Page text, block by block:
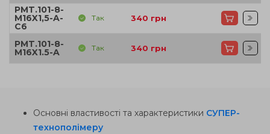
PMT.101-8-
M16X1,5-A-
C6
Так 340 грн
PMT.101-8-
M16X1.5-A Так 340 грн
Основні властивості та характеристики СУПЕР-
технополімеру